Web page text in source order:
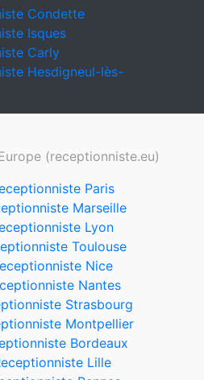
Condette
Isques
Carly
Hesdigneul-lès-
(receptionniste.eu)
Paris
Marseille
Lyon
Toulouse
Nice
Nantes
Strasbourg
Montpellier
Bordeaux
Lille